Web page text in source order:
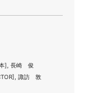
], 長崎 俊
諏訪 敦